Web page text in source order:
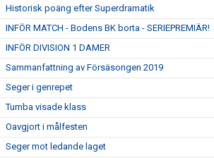
Historisk poäng efter Superdramatik
INFÖR MATCH - Bodens BK borta - SERIEPREMIÄR!
INFÖR DIVISION 1 DAMER
Sammanfattning av Försäsongen 2019
Seger i genrepet
Tumba visade klass
Oavgjort i målfesten
Seger mot ledande laget